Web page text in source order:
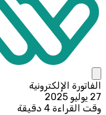
الفاتورة الإلكترونية
27 يوليو 2025
وقت القراءة 4 دقيقة